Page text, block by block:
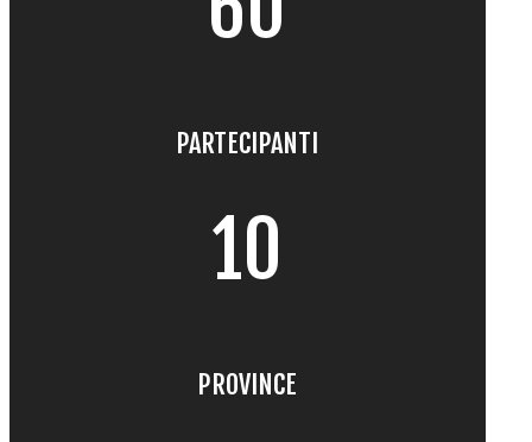
PARTECIPANTI
10
PROVINCE